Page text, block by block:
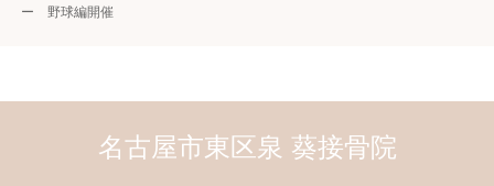
ー 野球編開催
名古屋市東区泉 葵接骨院